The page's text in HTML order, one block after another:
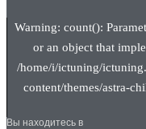
Warning: count():
or an object that
/home/i/ictuning/
content/themes/astra-
Вы находитесь в